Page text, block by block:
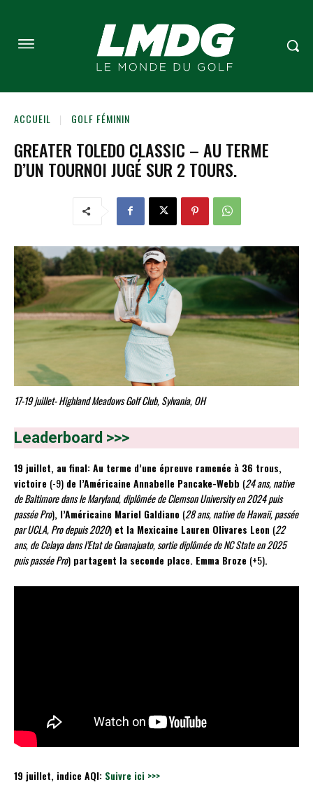
ACCUEIL GOLF FÉMININ
GREATER TOLEDO CLASSIC – AU TERME
D’UN TOURNOI JUGÉ SUR 2 TOURS.
17-19 juillet- Highland Meadows Golf Club, Sylvania, OH
Leaderboard >>>
19 juillet, au final: Au terme d’une épreuve ramenée à 36 trous,
victoire (-9) de l’Américaine Annabelle Pancake-Webb (24 ans, native
de Baltimore dans le Maryland, diplômée de Clemson University en 2024 puis
passée Pro), l’Américaine Mariel Galdiano (28 ans, native de Hawaii, passée
par UCLA, Pro depuis 2020) et la Mexicaine Lauren Olivares Leon (22
ans, de Celaya dans l’Etat de Guanajuato, sortie diplômée de NC State en 2025
puis passée Pro) partagent la seconde place. Emma Broze (+5).
19 juillet, indice AQI: Suivre ici >>>